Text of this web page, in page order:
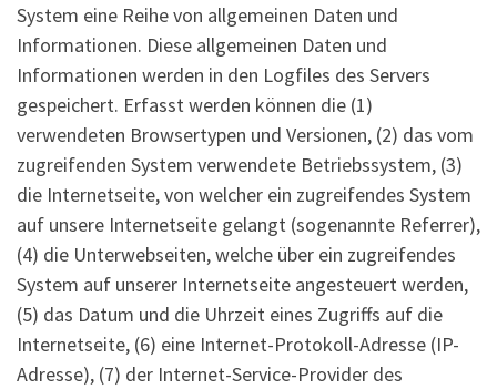
System eine Reihe von allgemeinen Daten und
Informationen. Diese allgemeinen Daten und
Informationen werden in den Logfiles des Servers
gespeichert. Erfasst werden können die (1)
verwendeten Browsertypen und Versionen, (2) das vom
zugreifenden System verwendete Betriebssystem, (3)
die Internetseite, von welcher ein zugreifendes System
auf unsere Internetseite gelangt (sogenannte Referrer),
(4) die Unterwebseiten, welche über ein zugreifendes
System auf unserer Internetseite angesteuert werden,
(5) das Datum und die Uhrzeit eines Zugriffs auf die
Internetseite, (6) eine Internet-Protokoll-Adresse (IP-
Adresse), (7) der Internet-Service-Provider des